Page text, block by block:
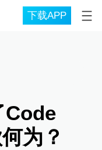
下载APP
Code
为？